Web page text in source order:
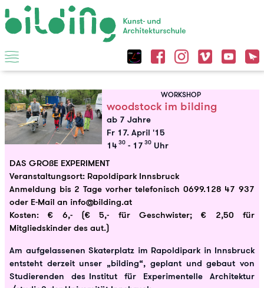
WORKSHOP
woodstock im bilding
ab 7 Jahre
Fr 17. April '15
14 30 - 17 30 Uhr
DAS GROßE EXPERIMENT
Veranstaltungsort: Rapoldipark Innsbruck
Anmeldung bis 2 Tage vorher telefonisch 0699.128 47 937
oder E-Mail an info@bilding.at
Kosten: € 6,- (€ 5,- für Geschwister; € 2,50 für
Mitgliedskinder des aut.)
Am aufgelassenen Skaterplatz im Rapoldipark in Innsbruck
entsteht derzeit unser „bilding“, geplant und gebaut von
Studierenden des Institut für Experimentelle Architektur